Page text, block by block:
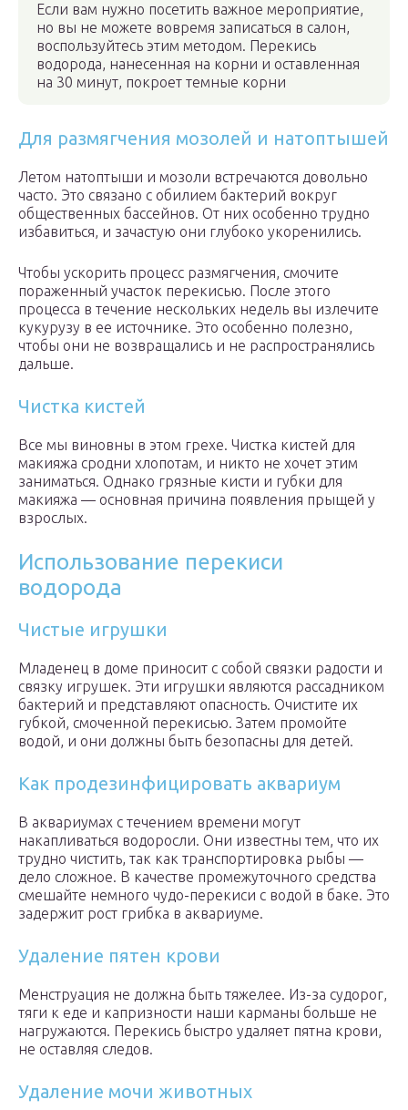
Если вам нужно посетить важное мероприятие,
но вы не можете вовремя записаться в салон,
воспользуйтесь этим методом. Перекись
водорода, нанесенная на корни и оставленная
на 30 минут, покроет темные корни
Для размягчения мозолей и натоптышей
Летом натоптыши и мозоли встречаются довольно
часто. Это связано с обилием бактерий вокруг
общественных бассейнов. От них особенно трудно
избавиться, и зачастую они глубоко укоренились.
Чтобы ускорить процесс размягчения, смочите
пораженный участок перекисью. После этого
процесса в течение нескольких недель вы излечите
кукурузу в ее источнике. Это особенно полезно,
чтобы они не возвращались и не распространялись
дальше.
Чистка кистей
Все мы виновны в этом грехе. Чистка кистей для
макияжа сродни хлопотам, и никто не хочет этим
заниматься. Однако грязные кисти и губки для
макияжа — основная причина появления прыщей у
взрослых.
Использование перекиси
водорода
Чистые игрушки
Младенец в доме приносит с собой связки радости и
связку игрушек. Эти игрушки являются рассадником
бактерий и представляют опасность. Очистите их
губкой, смоченной перекисью. Затем промойте
водой, и они должны быть безопасны для детей.
Как продезинфицировать аквариум
В аквариумах с течением времени могут
накапливаться водоросли. Они известны тем, что их
трудно чистить, так как транспортировка рыбы —
дело сложное. В качестве промежуточного средства
смешайте немного чудо-перекиси с водой в баке. Это
задержит рост грибка в аквариуме.
Удаление пятен крови
Менструация не должна быть тяжелее. Из-за судорог,
тяги к еде и капризности наши карманы больше не
нагружаются. Перекись быстро удаляет пятна крови,
не оставляя следов.
Удаление мочи животных